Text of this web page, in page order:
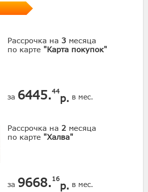
Рассрочка на 3 месяца
по карте "Карта покупок"
за 6445.44
р. в мес.
Рассрочка на 2 месяца
по карте "Халва"
за 9668. 16
р. в мес.